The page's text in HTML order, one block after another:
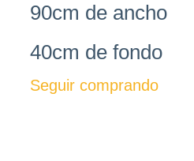
90cm de ancho
40cm de fondo
Seguir comprando